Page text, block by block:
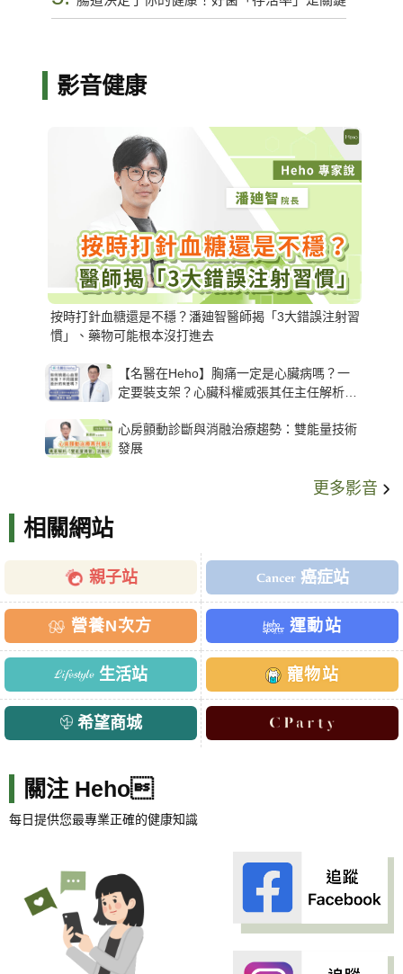
影音健康
按時打針血糖還是不穩？潘廸智醫師揭「3大錯誤注射習
慣」、藥物可能根本沒打進去
【名醫在Heho】胸痛一定是心臟病嗎？一
定要裝支架？心臟科權威張其任主任解析支
心房顫動診斷與消融治療趨勢：雙能量技術
發展
更多影音
相關網站
親子站 癌症站
營養N次方 運動站
生活站 寵物站
希望商城
關注 Heho
每日提供您最專業正確的健康知識